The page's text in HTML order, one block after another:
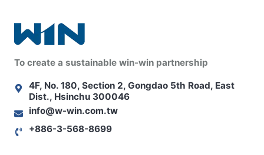
To create a sustainable win-win partnership
4F, No. 180, Section 2, Gongdao 5th Road, East
Dist., Hsinchu 300046
info@w-win.com.tw
+886-3-568-8699